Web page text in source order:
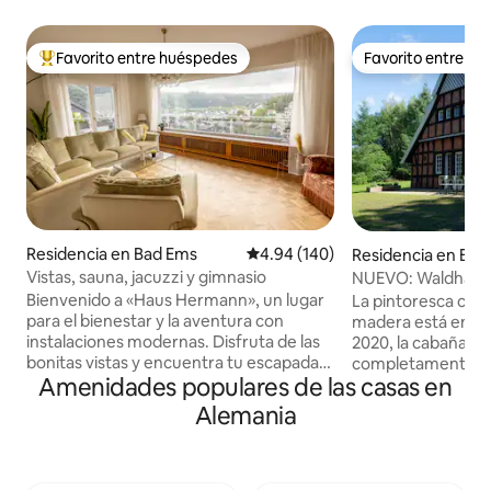
De los mejores en Favorito entre huéspedes
Favorito entre huéspedes
Residencia en Bad Ems Calificación promedio: 4.94 de
4.94 (140)
Vistas, sauna, jacuzzi y gimnasio
Bienvenido a «Haus Hermann», un lugar
para el bienestar y la aventura con
instalaciones modernas. Disfruta de las
bonitas vistas y encuentra tu escapada
para relajarte en nuestra casa de
vacaciones de 5 estrellas con certificado
oficial. La casa fue construida en 1964
Favorito entre
Favorito entre
Residencia en
NUEVO:
entramado de
La pintoresca
madera está en
2020, la cabaña
completamente
moderna, de
Amenidades populares de las casas en
Alemania